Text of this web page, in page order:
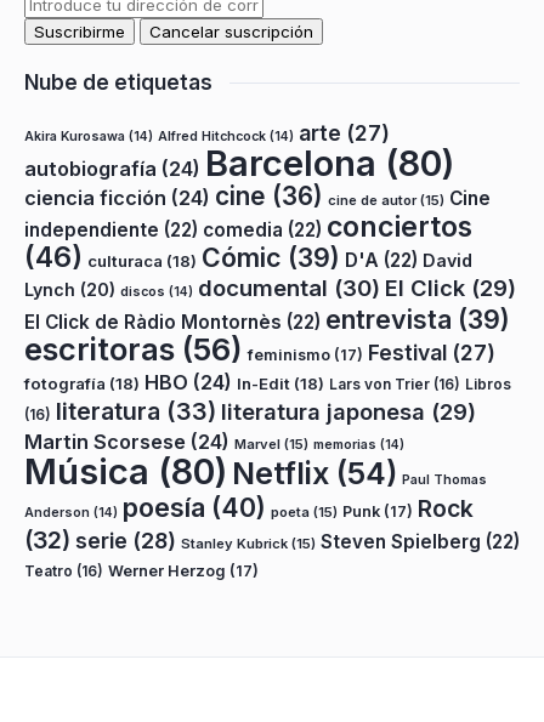
Nube de etiquetas
Akira Kurosawa (14) Alfred Hitchcock (14) arte (27)
autobiografía (24) Barcelona (80)
ciencia ficción (24) cine (36) cine de autor(15) Cine
independiente (22) comedia (22) conciertos
(46) culturaca (18) Cómic (39) D'A (22) David
Lynch (20) discos (14) documental (30) El Click (29)
El Click de Ràdio Montornès (22) entrevista (39)
escritoras (56) feminismo (17) Festival (27)
fotografía (18) HBO (24) In-Edit (18) Lars von Trier (16) Libros
(16) literatura (33) literatura japonesa (29)
Martin Scorsese (24) Marvel (15) memorias (14)
Música (80) Netflix (54) Paul Thomas
Anderson (14) poesía (40) poeta (15) Punk (17) Rock
(32) serie (28) Stanley Kubrick (15) Steven Spielberg (22)
Teatro (16) Werner Herzog (17)